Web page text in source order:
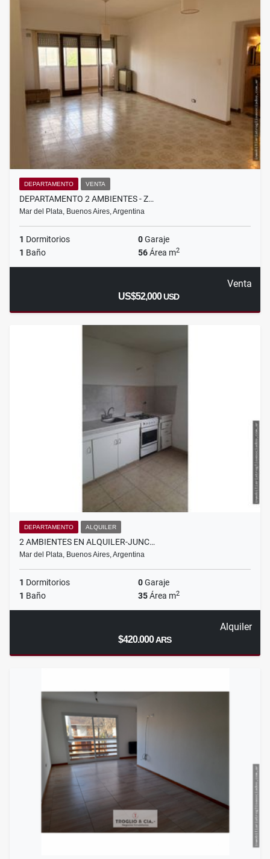
DEPARTAMENTO VENTA
DEPARTAMENTO 2 AMBIENTES - Z…
Mar del Plata, Buenos Aires, Argentina
1 Dormitorios 0Garaje
1 Baño 56Área m2
Venta
US$52,000USD
DEPARTAMENTO ALQUILER
2 AMBIENTES EN ALQUILER-JUNC…
Mar del Plata, Buenos Aires, Argentina
1 Dormitorios 0Garaje
1 Baño 35Área m2
Alquiler
$420.000ARS